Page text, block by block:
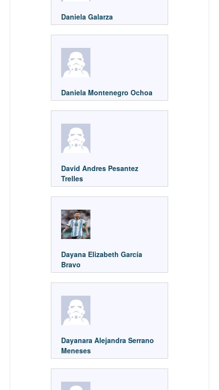
Daniela Galarza
Daniela Montenegro Ochoa
David Andres Pesantez
Trelles
Dayana Elizabeth García
Bravo
Dayanara Alejandra Serrano
Meneses